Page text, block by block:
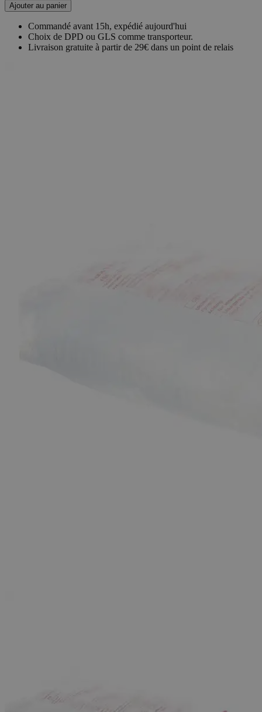
Ajouter au panier
Commandé avant 15h, expédié aujourd'hui
Choix de DPD ou GLS comme transporteur.
Livraison gratuite à partir de 29€ dans un point de relais